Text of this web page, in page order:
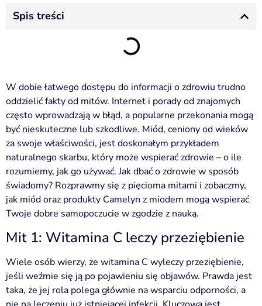
Spis treści
W dobie łatwego dostępu do informacji o zdrowiu trudno
oddzielić fakty od mitów. Internet i porady od znajomych
często wprowadzają w błąd, a popularne przekonania mogą
być nieskuteczne lub szkodliwe. Miód, ceniony od wieków
za swoje właściwości, jest doskonałym przykładem
naturalnego skarbu, który może wspierać zdrowie – o ile
rozumiemy, jak go używać. Jak dbać o zdrowie w sposób
świadomy? Rozprawmy się z pięcioma mitami i zobaczmy,
jak miód oraz produkty Camelyn z miodem mogą wspierać
Twoje dobre samopoczucie w zgodzie z nauką.
Mit 1: Witamina C leczy przeziębienie
Wiele osób wierzy, że witamina C wyleczy przeziębienie,
jeśli weźmie się ją po pojawieniu się objawów. Prawda jest
taka, że jej rola polega głównie na wsparciu odporności, a